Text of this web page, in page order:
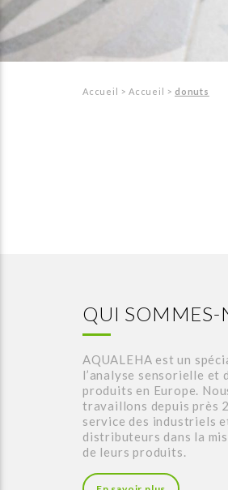
Accueil >Accueil > donuts
QUI SOMMES-
AQUALEHA est un
l’analyse sensorielle et
produits en Europe.
travaillons depuis près
service des industriels
distributeurs dans la
de leurs produits.